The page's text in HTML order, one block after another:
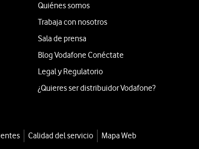
Quiénes somos
Trabaja con nosotros
Sala de prensa
Blog Vodafone Conéctate
Legal y Regulatorio
¿Quieres ser distribuidor Vodafone?
Calidad del servicio
Mapa Web